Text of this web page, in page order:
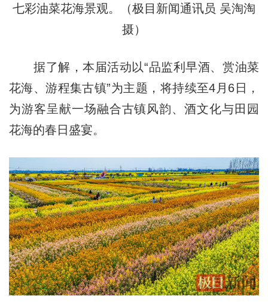
七彩油菜花海景观。（极目新闻通讯员 吴淘淘
摄）
据了解，本届活动以“品监利早酒、赏油菜
花海、游程集古镇”为主题，将持续至4月6日，
为游客呈献一场融合古镇风韵、酒文化与田园
花海的春日盛宴。